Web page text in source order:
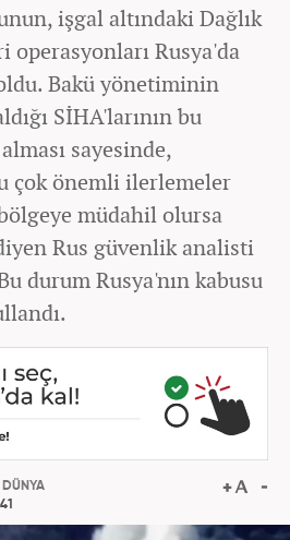
işgal altındaki Dağlık
operasyonları Rusya'da
Bakü yönetiminin
SİHA'larının bu
sayesinde,
çok önemli ilerlemeler
müdahil olursa
Rus güvenlik analisti
durum Rusya'nın kabusu
DÜNYA